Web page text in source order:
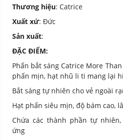
Thương hiệu: Catrice
Xuất xứ: Đức
Sản xuất:
ĐẶC ĐIỂM:
Phấn bắt sáng Catrice More
phấn mịn, hạt nhũ li ti mang lại
Bắt sáng tự nhiên cho vẻ ngoài
Hạt phấn siêu mịn, độ bám cao,
Chứa các thành phần tự
ứng